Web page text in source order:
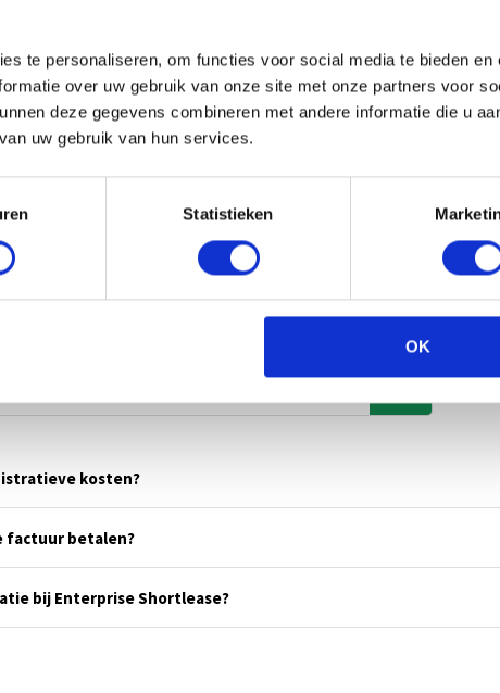
te personaliseren, om functies voor social media te bieden en
over uw gebruik van onze site met onze partners voor
deze gegevens combineren met andere informatie die u
uw gebruik van hun services.
Statistieken
OK
kosten?
factuur betalen?
bij Enterprise Shortlease?